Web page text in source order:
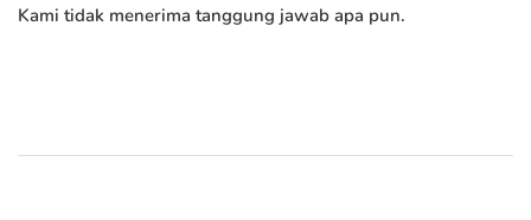
Kami tidak menerima tanggung jawab apa pun.